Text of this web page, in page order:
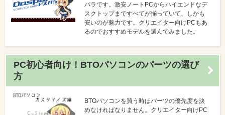
パラです。激安ノートPCからハイエンドなデ
スクトップまですべてが揃っていて、しかも
安いのが魅力です。クリエイター向けPCもあ
るのでおすすめモデルを選んでみました。
PC初心者向け！BTOパソコンのパーツの選び
方
BTOパソコンを買う時はパーツの優先度を決
めなければなりません。クリエイター向けPC